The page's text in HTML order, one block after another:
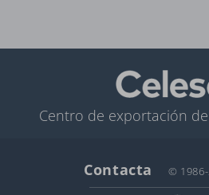
Centro de exportación
Contacta © 1986-